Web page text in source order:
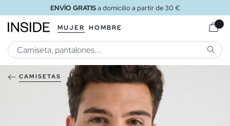
ENVÍO GRATISa domicilio a partir de 30 €
MUJER HOMBRE
CAMISETAS